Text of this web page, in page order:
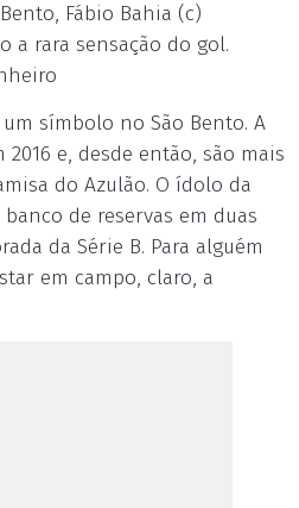
Fábio Bahia (c)
a rara sensação do gol.
símbolo no São Bento. A
e, desde então, são mais
do Azulão. O ídolo da
de reservas em duas
da Série B. Para alguém
em campo, claro, a